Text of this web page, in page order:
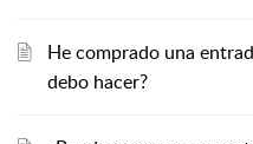
He comprado una
debo hacer?